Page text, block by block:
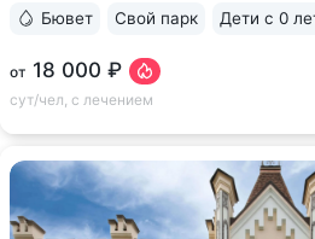
от 18 000 ₽
сут/чел, с лечением
Бювет Свой парк Дети с 0